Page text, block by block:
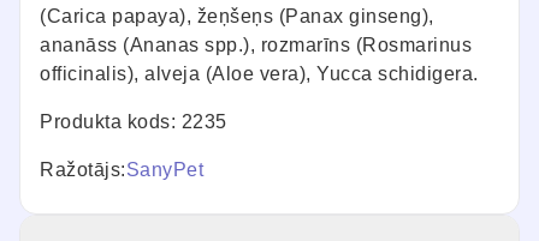
(Carica papaya), žeņšeņs (Panax ginseng),
ananāss (Ananas spp.), rozmarīns (Rosmarinus
officinalis), alveja (Aloe vera), Yucca schidigera.
Produkta kods: 2235
Ražotājs:SanyPet